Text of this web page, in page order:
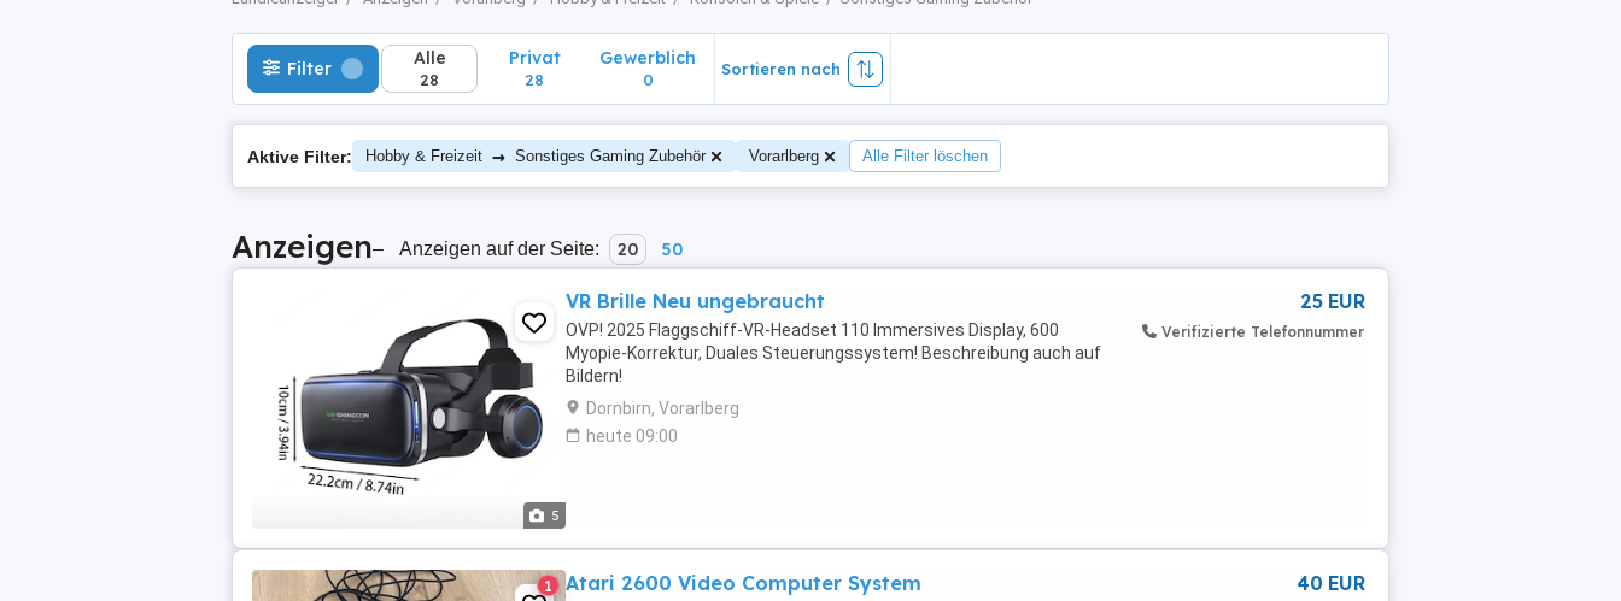
Filter Alle
28
Privat
28
Gewerblich
0
Sortieren nach
Aktive Filter: Hobby & Freizeit → Sonstiges Gaming Zubehör Vorarlberg Alle Filter löschen
Anzeigen– Anzeigen auf der Seite: 20 50
5
VR Brille Neu ungebraucht
OVP! 2025 Flaggschiff-VR-Headset 110 Immersives Display, 600
Myopie-Korrektur, Duales Steuerungssystem! Beschreibung auch auf
Bildern!
Dornbirn, Vorarlberg
heute 09:00
25 EUR
Verifizierte Telefonnummer
1 Atari 2600 Video Computer System 40 EUR